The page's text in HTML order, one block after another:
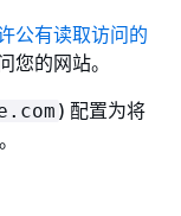
公有读取访问的
您的网站。
) 配置为将